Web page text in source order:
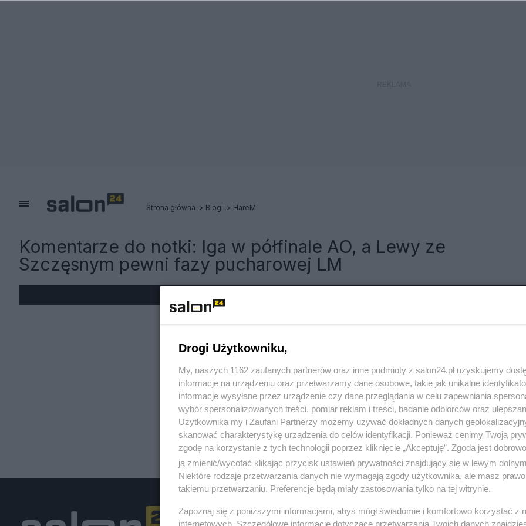
Strona główna Blogi HareM
Komentarze do notki: Iga w półfinale AO, a Lewy ze
Szczęsnym pewni fazy pucharowej LM
Polityka Gospodarka
Drogi Użytkowniku,
My, naszych 1162 zaufanych partnerów oraz inne podmioty z salon24.pl uzyskujemy
informacje na urządzeniu oraz przetwarzamy dane osobowe, takie jak unikalne
informacje wysyłane przez urządzenie czy dane przeglądania w celu zapewniania
wybór spersonalizowanych treści, pomiar reklam i treści, badanie odbiorców oraz
Użytkownika my i Zaufani Partnerzy możemy używać dokładnych danych
skanować charakterystykę urządzenia do celów identyfikacji. Ponieważ cenimy Twoją
zgodę na korzystanie z tych technologii poprzez kliknięcie „Akceptuję”. Zgoda jest
ją zmienić/wycofać klikając przycisk ustawień prywatności znajdujący się w lewym
Niektóre rodzaje przetwarzania danych nie wymagają zgody użytkownika, ale masz
takiemu przetwarzaniu. Preferencje będą miały zastosowania tylko na tej witrynie.
Zapoznaj się z poniższymi informacjami, abyś mógł świadomie i komfortowo korzystać z
internetowych. Szczegółowe informacje dotyczące przetwarzania Twoich danych